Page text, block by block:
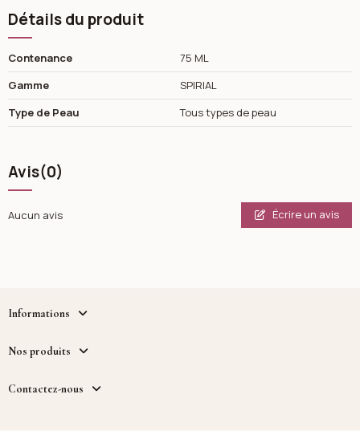
Détails du produit
Contenance
75 ML
Gamme
SPIRIAL
Type de Peau
Tous types de peau
Avis(0)
Aucun avis Écrire un avis
Informations
Nos produits
Contactez-nous